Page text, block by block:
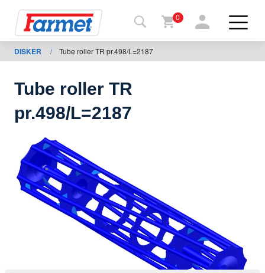
Terug
naar de
Om te
downloaden
0
DISKER / Tube roller TR pr.498/L=2187
Tube roller TR
pr.498/L=2187